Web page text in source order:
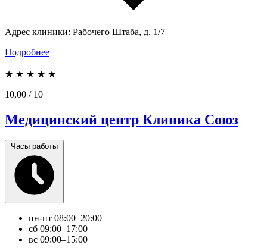
Адрес клиники: Рабочего Штаба, д. 1/7
Подробнее
★ ★ ★ ★ ★
10,00 / 10
Медицинский центр Клиника Союз
Часы работы
пн-пт 08:00–20:00
сб 09:00–17:00
вс 09:00–15:00